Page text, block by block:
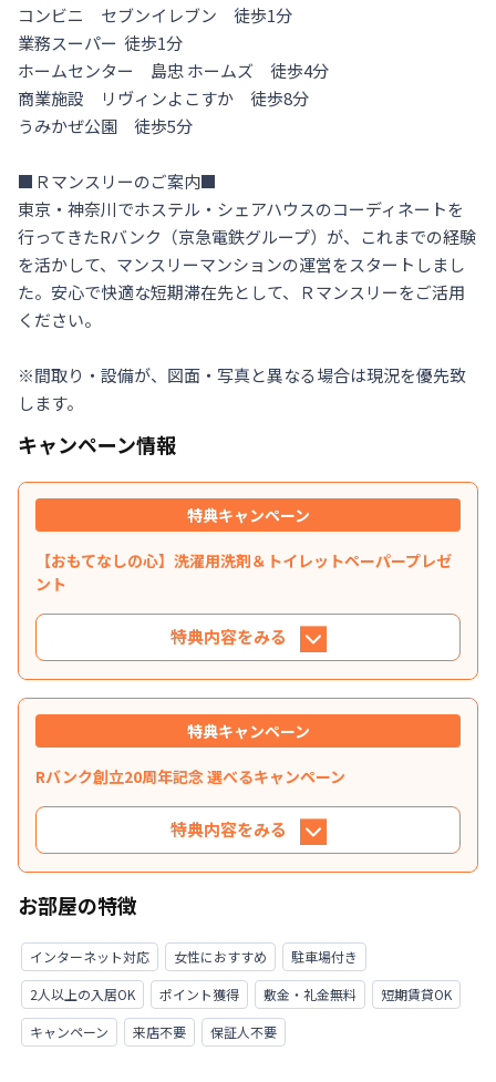
コンビニ　セブンイレブン　徒歩1分
業務スーパー  徒歩1分
ホームセンター　島忠 ホームズ　徒歩4分
商業施設　リヴィンよこすか　徒歩8分
うみかぜ公園　徒歩5分
■Ｒマンスリーのご案内■
東京・神奈川でホステル・シェアハウスのコーディネートを
行ってきたRバンク（京急電鉄グループ）が、これまでの経験
を活かして、マンスリーマンションの運営をスタートしまし
た。安心で快適な短期滞在先として、Ｒマンスリーをご活用
ください。
※間取り・設備が、図面・写真と異なる場合は現況を優先致
します。
キャンペーン情報
特典キャンペーン
【おもてなしの心】洗濯用洗剤＆トイレットペーパープレゼ
ント
特典内容をみる
特典内容
洗濯用洗剤（３回分）＆トイレットペーパー（２
利用条件
ご契約者様全員
対象期間
期間の制限はありません
特典キャンペーン
Rバンク創立20周年記念 選べるキャンペーン
特典内容をみる
特典内容
上ご入居いただける方限定で、「Amazonギフト3
万円分プレゼント」または「お見積り総額より3
万円分割引」のいずれかを適用いたします。 ※新
規お申し込みが対象となります（延長時は適用い
たしかねます）。 ※Amazonギフトカードをお選
お部屋の特徴
インターネット対応 女性におすすめ
駐車場付き
2人以上の入居OK
ポイント獲得 敷金・礼金無料
短期賃貸OK
キャンペーン
来店不要 保証人不要